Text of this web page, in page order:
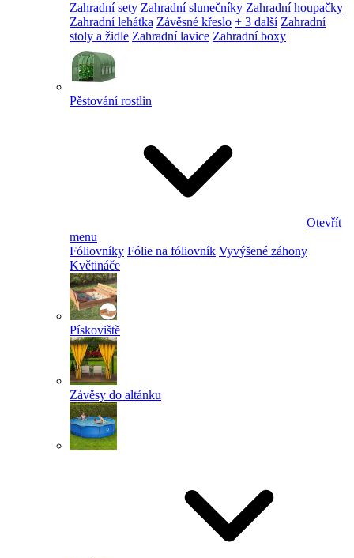
Zahradní sety Zahradní slunečníky Zahradní houpačky
Zahradní lehátka Závěsné křeslo + 3 další Zahradní
stoly a židle Zahradní lavice Zahradní boxy
Pěstování rostlin
Otevřít
menu
Fóliovníky Fólie na fóliovník Vyvýšené záhony
Květináče
Pískoviště
Závěsy do altánku